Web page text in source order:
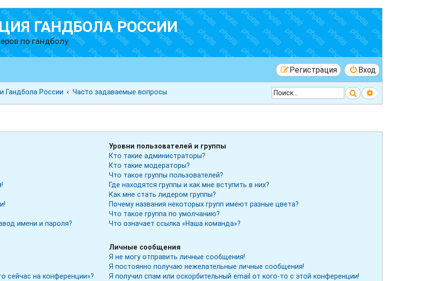
ГАНДБОЛА РОССИИ
по гандболу
Вход
Регистрация
Гандбола России Часто задаваемые вопросы ПоискРасширенный
имени и пароля?
сейчас на конференции»?
Уровни пользователей и группы
Кто такие администраторы?
Кто такие модераторы?
Что такое группы пользователей?
Где находятся группы и как мне вступить в них?
Как мне стать лидером группы?
Почему названия некоторых групп имеют разные цвета?
Что такое группа по умолчанию?
Что означает ссылка «Наша команда»?
Личные сообщения
Я не могу отправить личные сообщения!
Я постоянно получаю нежелательные личные сообщения!
Я получил спам или оскорбительный email от кого-то с этой конференции!